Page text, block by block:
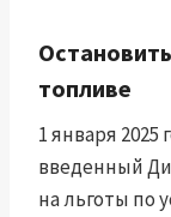
топливе
1 января
введенный
на льготы по